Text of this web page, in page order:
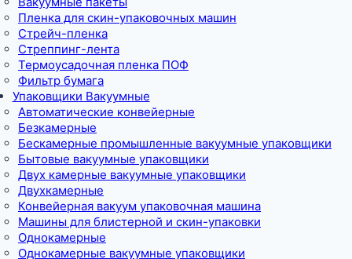
Пленка для скин-упаковочных машин
Стрейч-пленка
Стреппинг-лента
Термоусадочная пленка ПОФ
Фильтр бумага
Упаковщики Вакуумные
Автоматические конвейерные
Безкамерные
Бескамерные промышленные вакуумные упаковщики
Бытовые вакуумные упаковщики
Двух камерные вакуумные упаковщики
Двухкамерные
Конвейерная вакуум упаковочная машина
Машины для блистерной и скин-упаковки
Однокамерные
Однокамерные вакуумные упаковщики